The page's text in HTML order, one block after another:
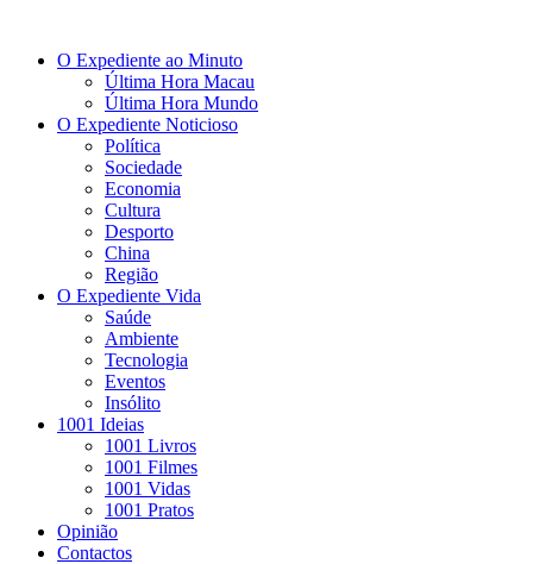
O Expediente ao Minuto
Última Hora Macau
Última Hora Mundo
O Expediente Noticioso
Política
Sociedade
Economia
Cultura
Desporto
China
Região
O Expediente Vida
Saúde
Ambiente
Tecnologia
Eventos
Insólito
1001 Ideias
1001 Livros
1001 Filmes
1001 Vidas
1001 Pratos
Opinião
Contactos